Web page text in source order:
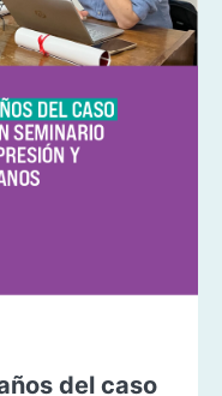
del caso